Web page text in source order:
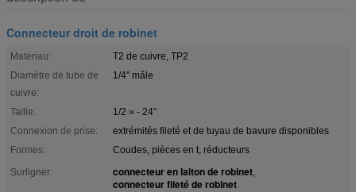
Connecteur droit de robinet
Matériau:
T2 de cuivre, TP2
Diamètre de tube de
cuivre:
1/4" mâle
Taille:
1/2 » - 24"
Connexion de prise:
extrémités fileté et de tuyau de bavure disponibles
Formes:
Coudes, pièces en t, réducteurs
Surligner:
connecteur en laiton de robinet,
connecteur fileté de robinet